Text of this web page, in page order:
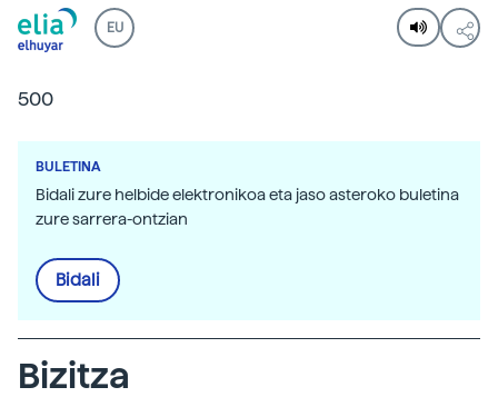
EU
500
BULETINA
Bidali zure helbide elektronikoa eta jaso asteroko buletina
zure sarrera-ontzian
Bidali
Bizitza